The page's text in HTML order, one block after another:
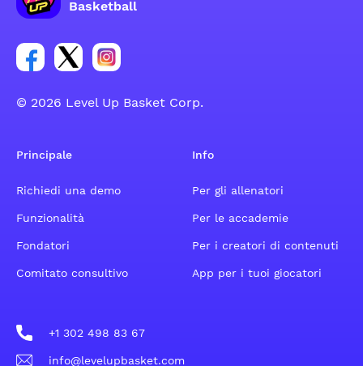
Basketball
Link per il gruppo social dell'account Facebook
Link per il gruppo social dell'account Tweeter
Link per il gruppo social dell'account
© 2026 Level Up Basket Corp.
Principale
Richiedi una demo
Funzionalità
Fondatori
Comitato consultivo
Info
Per gli allenatori
Per le accademie
Per i creatori di contenuti
App per i tuoi giocatori
+1 302 498 83 67
info@levelupbasket.com